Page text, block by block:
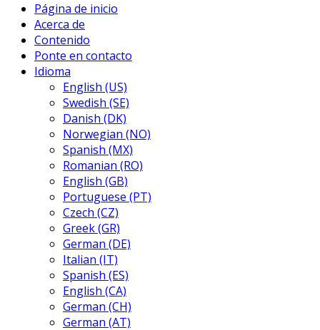
Página de inicio
Acerca de
Contenido
Ponte en contacto
Idioma
English (US)
Swedish (SE)
Danish (DK)
Norwegian (NO)
Spanish (MX)
Romanian (RO)
English (GB)
Portuguese (PT)
Czech (CZ)
Greek (GR)
German (DE)
Italian (IT)
Spanish (ES)
English (CA)
German (CH)
German (AT)